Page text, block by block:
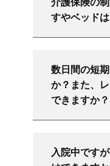
すやベッド
数日間の短
か？また、
できますか？
入院中です